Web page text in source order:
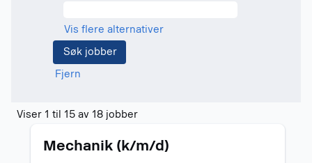
Vis flere alternativer
Fjern
Viser 1 til 15 av 18 jobberSøkeresultater
"Polen".
Tittel
Mechanik (k/m/d)
Velg